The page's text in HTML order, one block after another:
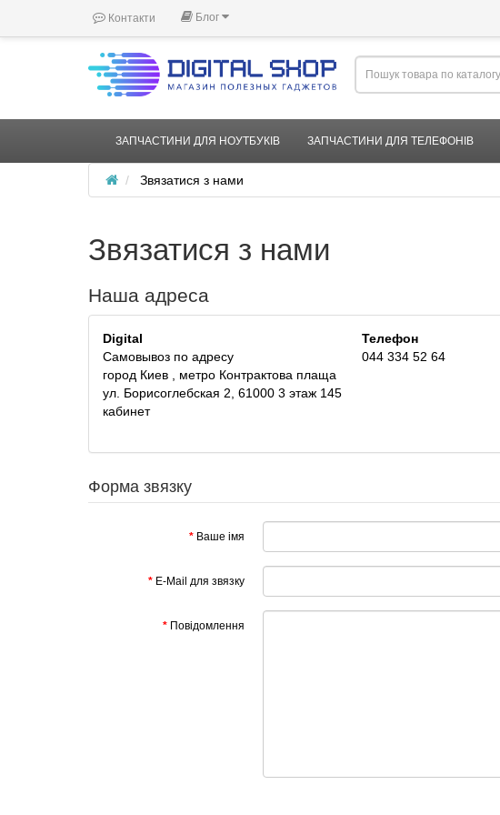
Контакти Блог
ЗАПЧАСТИНИ ДЛЯ НОУТБУКІВ ЗАПЧАСТИНИ ДЛЯ ТЕЛЕФОНІВ
Звязатися з нами
Звязатися з нами
Наша адреса
Digital
Самовывоз по адресу
город Киев , метро Контрактова плаща
ул. Борисоглебская 2, 61000 3 этаж 145
кабинет
Телефон
044 334 52 64
Форма звязку
Ваше імя
E-Mail для звязку
Повідомлення